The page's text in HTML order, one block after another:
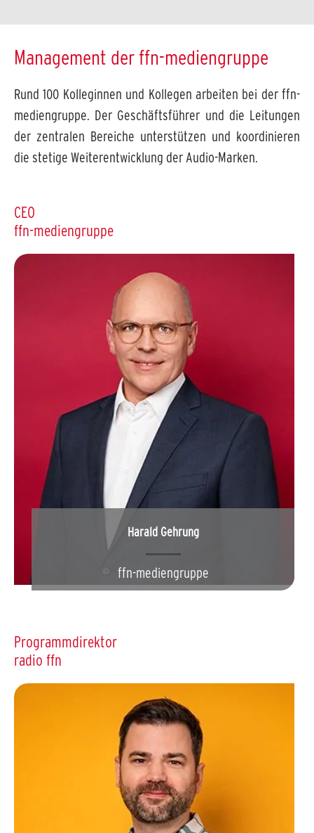
Management der ffn-mediengruppe
Rund 100 Kolleginnen und Kollegen arbeiten bei der ffn-
mediengruppe. Der Geschäftsführer und die Leitungen
der zentralen Bereiche unterstützen und koordinieren
die stetige Weiterentwicklung der Audio-Marken.
CEO
ffn-mediengruppe
Harald Gehrung
ffn-mediengruppe
Programmdirektor
radio ffn